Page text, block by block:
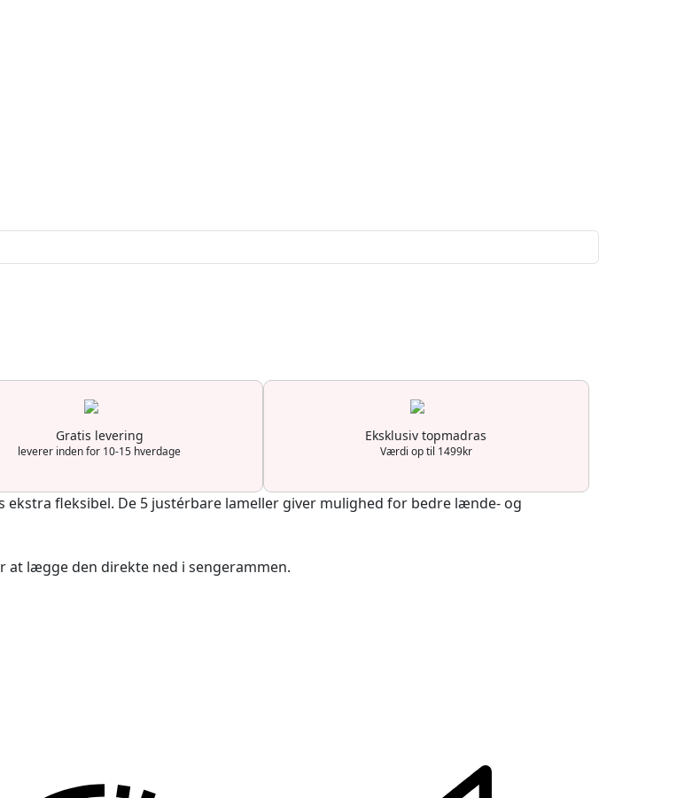
Gratis levering
leverer inden for 10-15 hverdage
Eksklusiv topmadras
Værdi op til 1499kr
fleksibel. De 5 justérbare lameller giver mulighed for bedre lænde- og
at lægge den direkte ned i sengerammen.